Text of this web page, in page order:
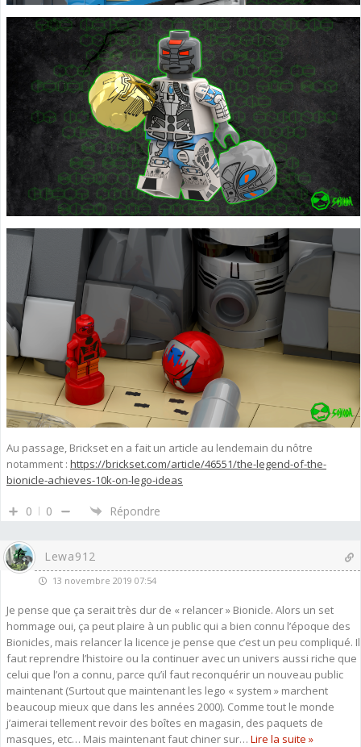
Au passage, Brickset en a fait un article au lendemain du nôtre
notamment : https://brickset.com/article/46551/the-legend-of-the-
bionicle-achieves-10k-on-lego-ideas
0 0 Répondre
Lewa912
13 novembre 2019 07:54
Je pense que ça serait très dur de « relancer » Bionicle. Alors un set
hommage oui, ça peut plaire à un public qui a bien connu l’époque des
Bionicles, mais relancer la licence je pense que c’est un peu compliqué. Il
faut reprendre l’histoire ou la continuer avec un univers aussi riche que
celui que l’on a connu, parce qu’il faut reconquérir un nouveau public
maintenant (Surtout que maintenant les lego « system » marchent
beaucoup mieux que dans les années 2000). Comme tout le monde
j’aimerai tellement revoir des boîtes en magasin, des paquets de
masques, etc… Mais maintenant faut chiner sur… Lire la suite »